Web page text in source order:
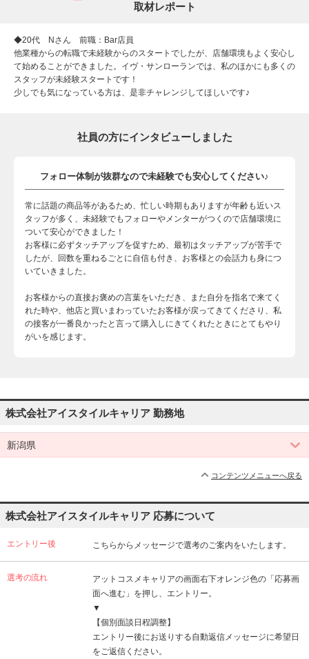
取材レポート
◆20代 Nさん 前職：Bar店員
他業種からの転職で未経験からのスタートでしたが、店舗環境もよく安心し
て始めることができました。イヴ・サンローランでは、私のほかにも多くの
スタッフが未経験スタートです！
少しでも気になっている方は、是非チャレンジしてほしいです♪
社員の方にインタビューしました
フォロー体制が抜群なので未経験でも安心してください♪
常に話題の商品等があるため、忙しい時期もありますが年齢も近いス
タッフが多く、未経験でもフォローやメンターがつくので店舗環境に
ついて安心ができました！
お客様に必ずタッチアップを促すため、最初はタッチアップが苦手で
したが、回数を重ねるごとに自信も付き、お客様との会話力も身につ
いていきました。
お客様からの直接お褒めの言葉をいただき、また自分を指名で来てく
れた時や、他店と買いまわっていたお客様が戻ってきてくださり、私
の接客が一番良かったと言って購入しにきてくれたときにとてもやり
がいを感じます。
株式会社アイスタイルキャリア 勤務地
新潟県
コンテンツメニューへ戻る
株式会社アイスタイルキャリア 応募について
エントリー後 こちらからメッセージで選考のご案内をいたします。
選考の流れ
アットコスメキャリアの画面右下オレンジ色の「応募画
面へ進む」を押し、エントリー。
▼
【個別面談日程調整】
エントリー後にお送りする自動返信メッセージに希望日
をご返信ください。